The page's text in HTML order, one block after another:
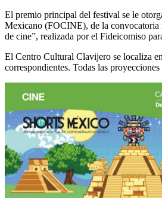
El premio principal del festival se le
Mexicano (FOCINE), de la convocatoria
de cine”, realizada por el Fideicomiso
El Centro Cultural Clavijero se localiza
correspondientes. Todas las proyecciones